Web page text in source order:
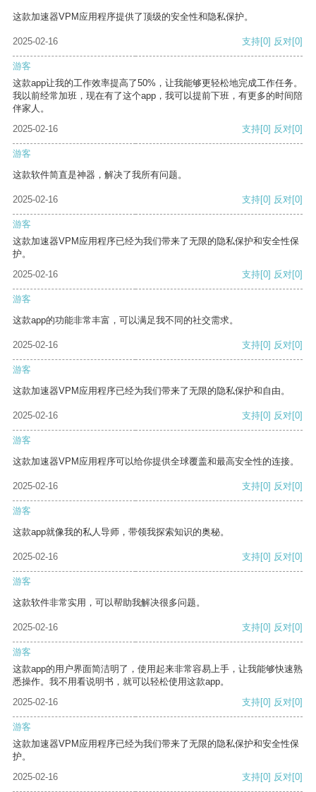
这款加速器VPM应用程序提供了顶级的安全性和隐私保护。
2025-02-16 支持[0] 反对[0]
游客
这款app让我的工作效率提高了50%，让我能够更轻松地完成工作任务。
我以前经常加班，现在有了这个app，我可以提前下班，有更多的时间陪
伴家人。
2025-02-16
支持[0] 反对[0]
游客
这款软件简直是神器，解决了我所有问题。
2025-02-16 支持[0] 反对[0]
游客
这款加速器VPM应用程序已经为我们带来了无限的隐私保护和安全性保
护。
2025-02-16
支持[0] 反对[0]
游客
这款app的功能非常丰富，可以满足我不同的社交需求。
2025-02-16 支持[0] 反对[0]
游客
这款加速器VPM应用程序已经为我们带来了无限的隐私保护和自由。
2025-02-16 支持[0] 反对[0]
游客
这款加速器VPM应用程序可以给你提供全球覆盖和最高安全性的连接。
2025-02-16 支持[0] 反对[0]
游客
这款app就像我的私人导师，带领我探索知识的奥秘。
2025-02-16 支持[0] 反对[0]
游客
这款软件非常实用，可以帮助我解决很多问题。
2025-02-16 支持[0] 反对[0]
游客
这款app的用户界面简洁明了，使用起来非常容易上手，让我能够快速熟
悉操作。我不用看说明书，就可以轻松使用这款app。
2025-02-16
支持[0] 反对[0]
游客
这款加速器VPM应用程序已经为我们带来了无限的隐私保护和安全性保
护。
2025-02-16
支持[0] 反对[0]